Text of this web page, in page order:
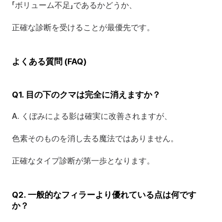
「ボリューム不足」であるかどうか、
正確な診断を受けることが最優先です。
よくある質問 (FAQ)
Q1. 目の下のクマは完全に消えますか？
A. くぼみによる影は確実に改善されますが、
色素そのものを消し去る魔法ではありません。
正確なタイプ診断が第一歩となります。
Q2. 一般的なフィラーより優れている点は何です
か？